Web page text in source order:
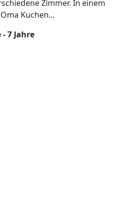
Zimmer. In einem
Kuchen...
- 7 Jahre